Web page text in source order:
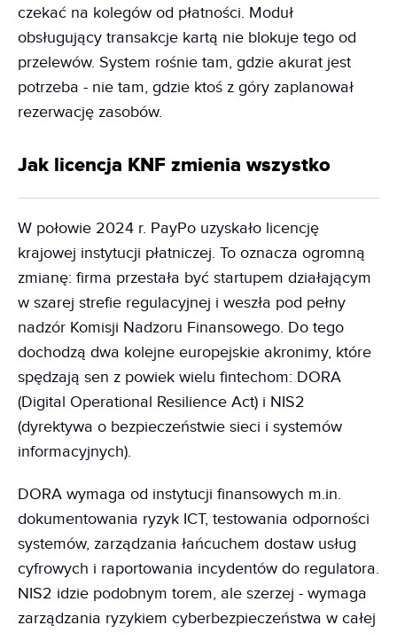
czekać na kolegów od płatności. Moduł
obsługujący transakcje kartą nie blokuje tego od
przelewów. System rośnie tam, gdzie akurat jest
potrzeba - nie tam, gdzie ktoś z góry zaplanował
rezerwację zasobów.
Jak licencja KNF zmienia wszystko
W połowie 2024 r. PayPo uzyskało licencję
krajowej instytucji płatniczej. To oznacza ogromną
zmianę: firma przestała być startupem działającym
w szarej strefie regulacyjnej i weszła pod pełny
nadzór Komisji Nadzoru Finansowego. Do tego
dochodzą dwa kolejne europejskie akronimy, które
spędzają sen z powiek wielu fintechom: DORA
(Digital Operational Resilience Act) i NIS2
(dyrektywa o bezpieczeństwie sieci i systemów
informacyjnych).
DORA wymaga od instytucji finansowych m.in.
dokumentowania ryzyk ICT, testowania odporności
systemów, zarządzania łańcuchem dostaw usług
cyfrowych i raportowania incydentów do regulatora.
NIS2 idzie podobnym torem, ale szerzej - wymaga
zarządzania ryzykiem cyberbezpieczeństwa w całej